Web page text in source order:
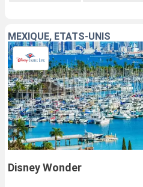
MEXIQUE, ÉTATS-UNIS
Disney Wonder